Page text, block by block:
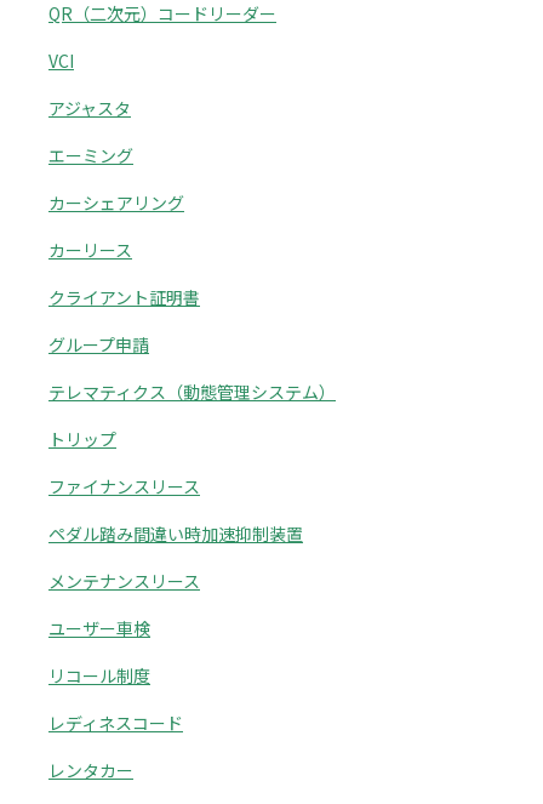
QR（二次元）コードリーダー
VCI
アジャスタ
エーミング
カーシェアリング
カーリース
クライアント証明書
グループ申請
テレマティクス（動態管理システム）
トリップ
ファイナンスリース
ペダル踏み間違い時加速抑制装置
メンテナンスリース
ユーザー車検
リコール制度
レディネスコード
レンタカー